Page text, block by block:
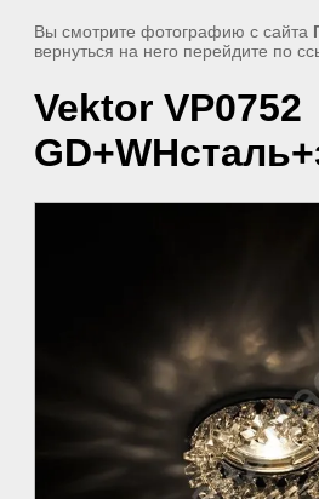
Вы смотрите фотографию с сайта
вернуться на него перейдите по
Vektor VP0752